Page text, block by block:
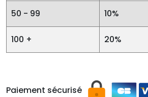
50 - 99 10%
100 + 20%
Paiement sécurisé